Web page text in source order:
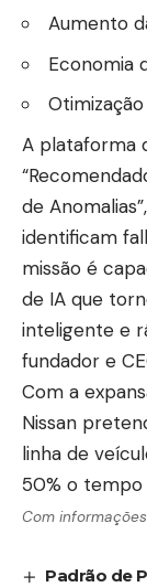
Aumento
Economia
A plataforma
de
identificam
missão é
de IA que
inteligente e
fundador e
Com a
Nissan
linha de
50% o tempo
Com
Padrão de